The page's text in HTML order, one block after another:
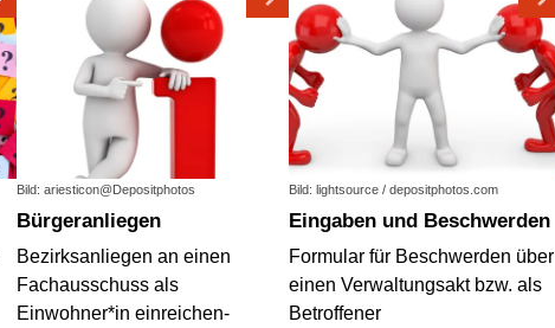
Bild: ariesticon@Depositphotos
Bürgeranliegen
Bezirksanliegen an einen
Fachausschuss als
Einwohner*in einreichen-
Bild: lightsource / depositphotos.com
Eingaben und Beschwerden
Formular für Beschwerden über
einen Verwaltungsakt bzw. als
Betroffener